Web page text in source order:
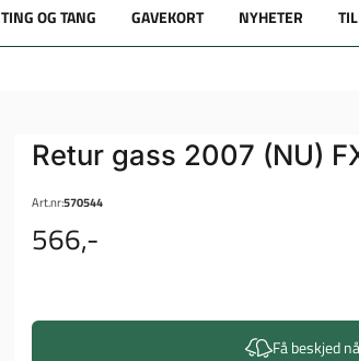
TING OG TANG GAVEKORT NYHETER
Retur gass 2007 (NU)
Art.nr:570544
566,-
Få beskjed